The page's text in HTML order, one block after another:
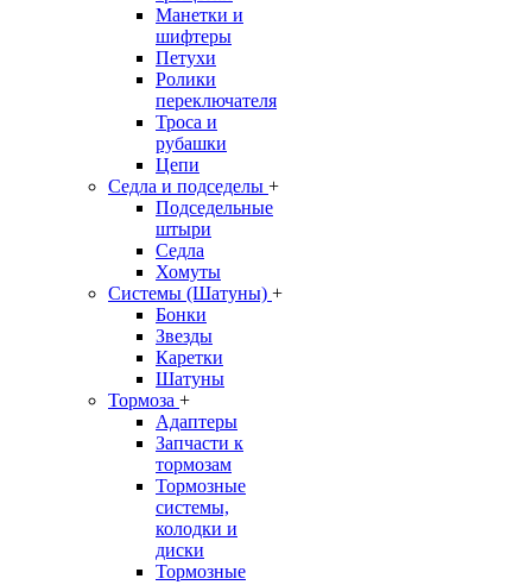
Манетки и
шифтеры
Петухи
Ролики
переключателя
Троса и
рубашки
Цепи
Седла и подседелы +
Подседельные
штыри
Седла
Хомуты
Системы (Шатуны) +
Бонки
Звезды
Каретки
Шатуны
Тормоза +
Адаптеры
Запчасти к
тормозам
Тормозные
системы,
колодки и
диски
Тормозные